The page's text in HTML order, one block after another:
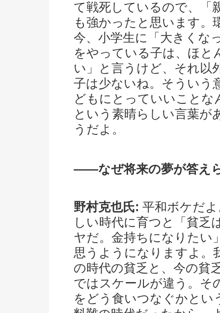
て戦死しているので、「
も強かったと思います。
今、小学生に「大きくな
をやっている子は、ほと
い」と言うけど、それ以
子は少ないね。そういう
どもにとっていいことな
という素晴らしい言葉が
うだよ。
――なぜ将来の夢が答え
野村克也氏: 平和ボケだ
しい時代に育つと「貧乏
ヤだ。金持ちになりたい
思うようになりますよ。
の時代の貧乏と、今の貧
ではスケールが違う。そ
をどう食いつなぐかとい